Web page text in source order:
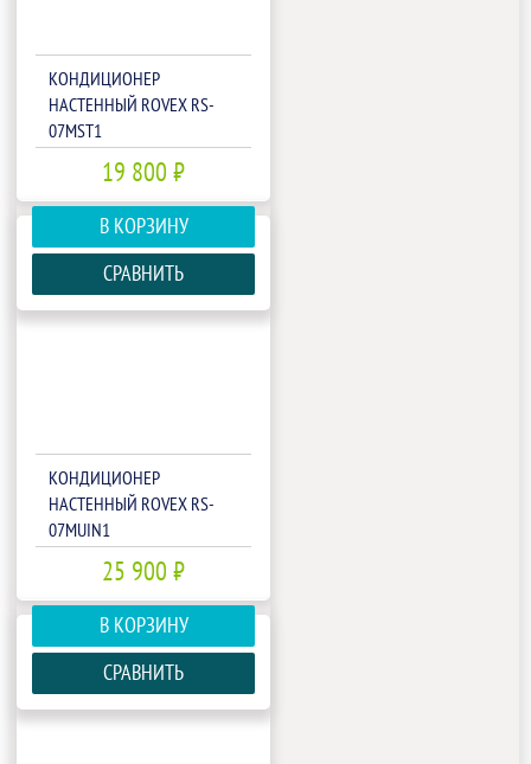
КОНДИЦИОНЕР
НАСТЕННЫЙ ROVEX RS-
07MST1
19 800 ₽
В КОРЗИНУ
СРАВНИТЬ
КОНДИЦИОНЕР
НАСТЕННЫЙ ROVEX RS-
07MUIN1
25 900 ₽
В КОРЗИНУ
СРАВНИТЬ